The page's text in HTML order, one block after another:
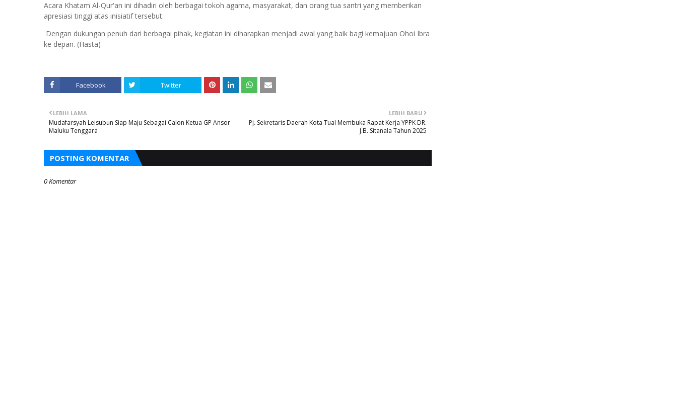
Acara Khatam Al-Qur'an ini dihadiri oleh berbagai tokoh agama, masyarakat, dan orang tua santri yang memberikan
apresiasi tinggi atas inisiatif tersebut.
Dengan dukungan penuh dari berbagai pihak, kegiatan ini diharapkan menjadi awal yang baik bagi kemajuan Ohoi Ibra
ke depan. (Hasta)
Facebook Twitter
LEBIH BARU
Pj. Sekretaris Daerah Kota Tual Membuka Rapat Kerja YPPK DR.
J.B. Sitanala Tahun 2025
LEBIH LAMA
Mudafarsyah Leisubun Siap Maju Sebagai Calon Ketua GP Ansor
Maluku Tenggara
POSTING KOMENTAR
0 Komentar